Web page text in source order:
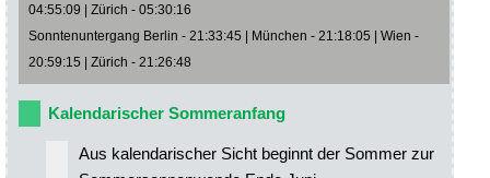
04:55:09 | Zürich - 05:30:16
Sonntenuntergang Berlin - 21:33:45 | München - 21:18:05 | Wien -
20:59:15 | Zürich - 21:26:48
Kalendarischer Sommeranfang
Aus kalendarischer Sicht beginnt der Sommer zur